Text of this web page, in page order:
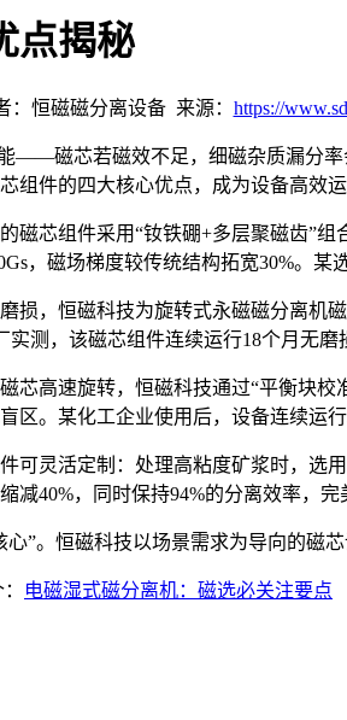
点揭秘
：恒磁磁分离设备 来源： https://
——磁芯若磁效不足，细磁杂质漏分
组件的四大核心优点，成为设备高效运
磁芯组件采用“钕铁硼+多层聚磁齿”组
，磁场梯度较传统结构拓宽30%。某
损，恒磁科技为旋转式永磁磁分离机
实测，该磁芯组件连续运行18个月无磨
芯高速旋转，恒磁科技通过“平衡块校
区。某化工企业使用后，设备连续运行
可灵活定制：处理高粘度矿浆时，
减40%，同时保持94%的分离效率，完
心”。恒磁科技以场景需求为导向的磁
电磁湿式磁分离机：磁选必关注要点